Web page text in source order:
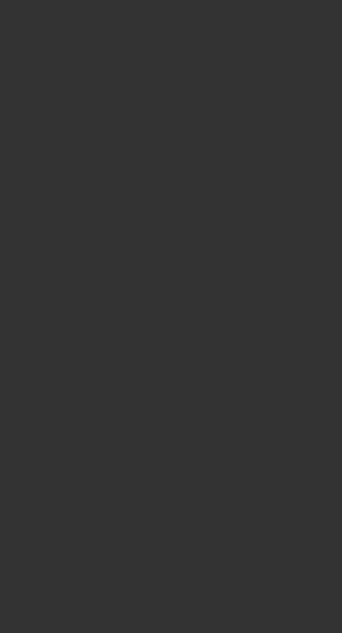
wissen, wann der Bus
forciert die Digitalisierung
mit der Installation von
DFI light-Systeme auf
SB24 in Recklinghausen,
Datteln und Waltrop.